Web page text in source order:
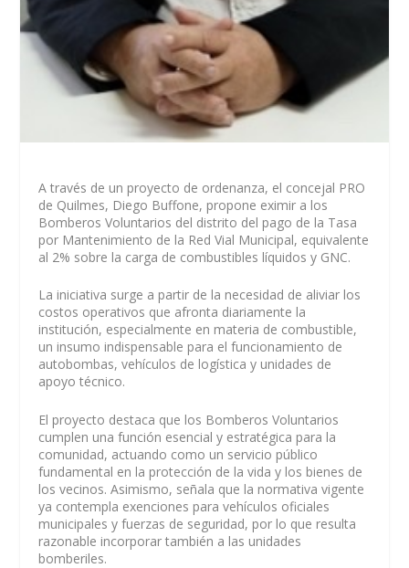
A través de un proyecto de ordenanza, el concejal PRO
de Quilmes, Diego Buffone, propone eximir a los
Bomberos Voluntarios del distrito del pago de la Tasa
por Mantenimiento de la Red Vial Municipal, equivalente
al 2% sobre la carga de combustibles líquidos y GNC.
La iniciativa surge a partir de la necesidad de aliviar los
costos operativos que afronta diariamente la
institución, especialmente en materia de combustible,
un insumo indispensable para el funcionamiento de
autobombas, vehículos de logística y unidades de
apoyo técnico.
El proyecto destaca que los Bomberos Voluntarios
cumplen una función esencial y estratégica para la
comunidad, actuando como un servicio público
fundamental en la protección de la vida y los bienes de
los vecinos. Asimismo, señala que la normativa vigente
ya contempla exenciones para vehículos oficiales
municipales y fuerzas de seguridad, por lo que resulta
razonable incorporar también a las unidades
bomberiles.